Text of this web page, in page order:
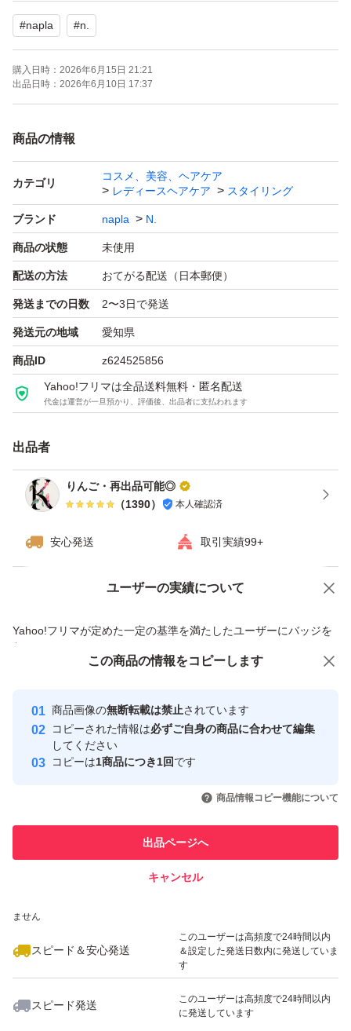
製造番号は、もちろんございます
ご不安な方は
店頭にてお願い致します
#napla #n.
購入日時： 2026年6月15日 21:21
出品日時： 2026年6月10日 17:37
商品の情報
カテゴリ
コスメ、美容、ヘアケア
レディースヘアケア
スタイリング
ブランド napla N.
商品の状態 未使用
配送の方法 おてがる配送（日本郵便）
発送までの日数 2〜3日で発送
発送元の地域 愛知県
商品ID z624525856
Yahoo!フリマは全品送料無料・匿名配送
代金は運営が一旦預かり、評価後、出品者に支払われます
出品者
りんご・再出品可能◎
（1390） 本人確認済
安心発送 取引実績99+
ユーザーの実績について
Yahoo!フリマが定めた一定の基準を満たしたユーザーにバッジを
付与しています
安心取引出品者
心・安全なユーザーです
取引実績
引を完了させた実績があります
での取引実績があります
ません
スピード＆安心発送
このユーザーは高頻度で24時間以内
＆設定した発送日数内に発送していま
す
スピード発送
このユーザーは高頻度で24時間以内
に発送しています
価格の相談 商品への質問
この商品の情報をコピーします
商品画像の無断転載は禁止されています
コピーされた情報は必ずご自身の商品に合わせて編集
してください
コピーは1商品につき1回です
商品情報コピー機能について
出品ページへ
キャンセル
この商品をみている人にオススメ
いいね！
2,239